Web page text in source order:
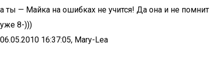
а ты — Майка на ошибках не учится! Да она и не помнит
уже 8-)))
06.05.2010 16:37:05, Mary-Lea